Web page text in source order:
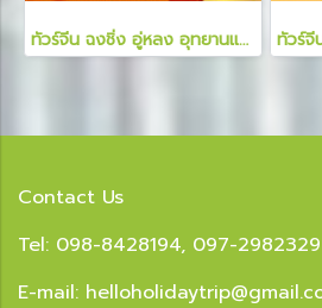
ทัวร์จีน ฉงชิ่ง อู่หลง อุทยานแห่งชาติหลุมฟ้า ล่องเรือแม่น้ำเหลี่ยงเจียง 5 วัน 4 คืน
Contact Us
Tel: 098-8428194, 097-2982329
E-mail: